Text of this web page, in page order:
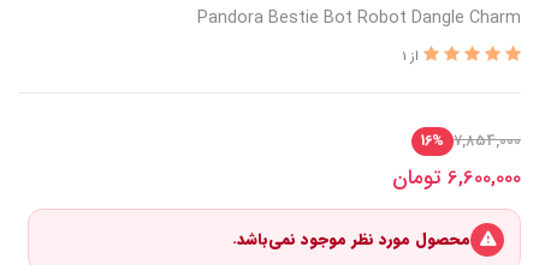
Pandora Bestie Bot Robot Dangle Charm
از 1
7,854,000
16%
6,600,000 تومان
محصول مورد نظر موجود نمی‌باشد.